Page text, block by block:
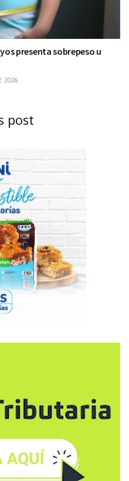
presenta sobrepeso u
2026
post